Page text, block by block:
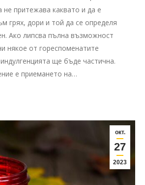
не притежава каквато и да е
грях, дори и той да се определя
Ако липсва пълна възможност
някое от гореспоменатите
ще бъде частична.
е приемането на…
окт.
27
2023